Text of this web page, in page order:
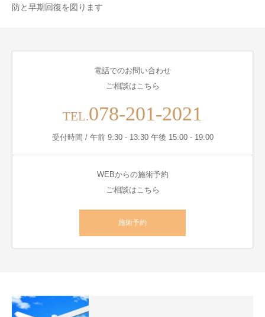
防と早期回復を図ります
電話でのお問い合わせ
ご相談はこちら
TEL.078-201-2021
受付時間 / 午前 9:30 - 13:30 午後 15:00 - 19:00
WEBからの施術予約
ご相談はこちら
施術予約